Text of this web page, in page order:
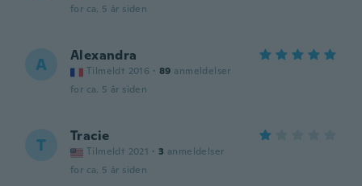
for ca. 5 år siden
A Alexandra
Tilmeldt 2016 · 89 anmeldelser
for ca. 5 år siden
T Tracie
Tilmeldt 2021 · 3 anmeldelser
for ca. 5 år siden